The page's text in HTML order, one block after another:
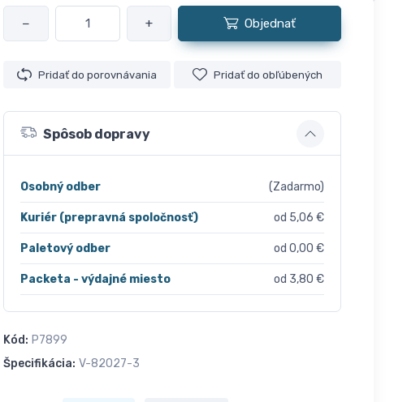
− + Objednať
Pridať do porovnávania Pridať do obľúbených
Spôsob dopravy
Osobný odber (Zadarmo)
Kuriér (prepravná spoločnosť) od 5,06 €
Paletový odber od 0,00 €
Packeta - výdajné miesto od 3,80 €
Kód: P7899
Špecifikácia: V-82027-3